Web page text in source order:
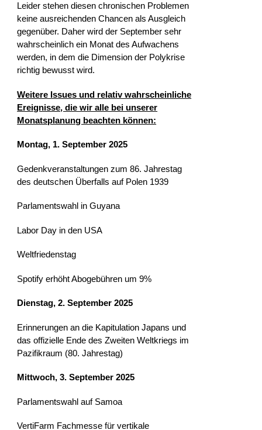
Leider stehen diesen chronischen Problemen
keine ausreichenden Chancen als Ausgleich
gegenüber. Daher wird der September sehr
wahrscheinlich ein Monat des Aufwachens
werden, in dem die Dimension der Polykrise
richtig bewusst wird.
Weitere Issues und relativ wahrscheinliche
Ereignisse, die wir alle bei unserer
Monatsplanung beachten können:
Montag, 1. September 2025
Gedenkveranstaltungen zum 86. Jahrestag
des deutschen Überfalls auf Polen 1939
Parlamentswahl in Guyana
Labor Day in den USA
Weltfriedenstag
Spotify erhöht Abogebühren um 9%
Dienstag, 2. September 2025
Erinnerungen an die Kapitulation Japans und
das offizielle Ende des Zweiten Weltkriegs im
Pazifikraum (80. Jahrestag)
Mittwoch, 3. September 2025
Parlamentswahl auf Samoa
VertiFarm Fachmesse für vertikale